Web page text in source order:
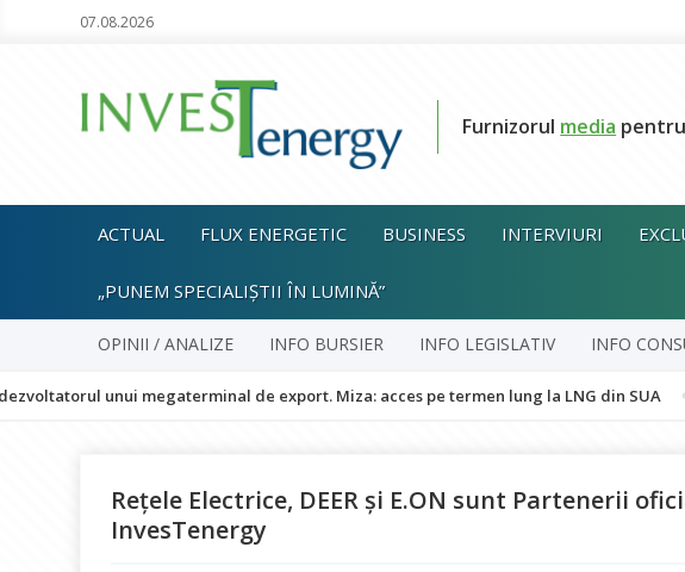
07.08.2026
Furnizorul media
ACTUAL FLUX ENERGETIC BUSINESS INTERVIURI
„PUNEM SPECIALIȘTII ÎN LUMINĂ”
OPINII / ANALIZE INFO BURSIER INFO LEGISLATIV INFO
megaterminal de export. Miza: acces pe termen lung la LNG din SUA
Rețele Electrice, DEER și E.ON sunt Partenerii
InvesTenergy